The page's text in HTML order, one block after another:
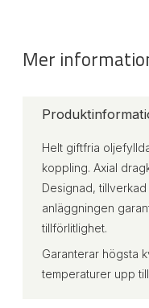
Mer
Helt giftfria
koppling. Axial
Designad,
anläggningen
tillförlitlighet.
Garanterar högsta
temperaturer upp till